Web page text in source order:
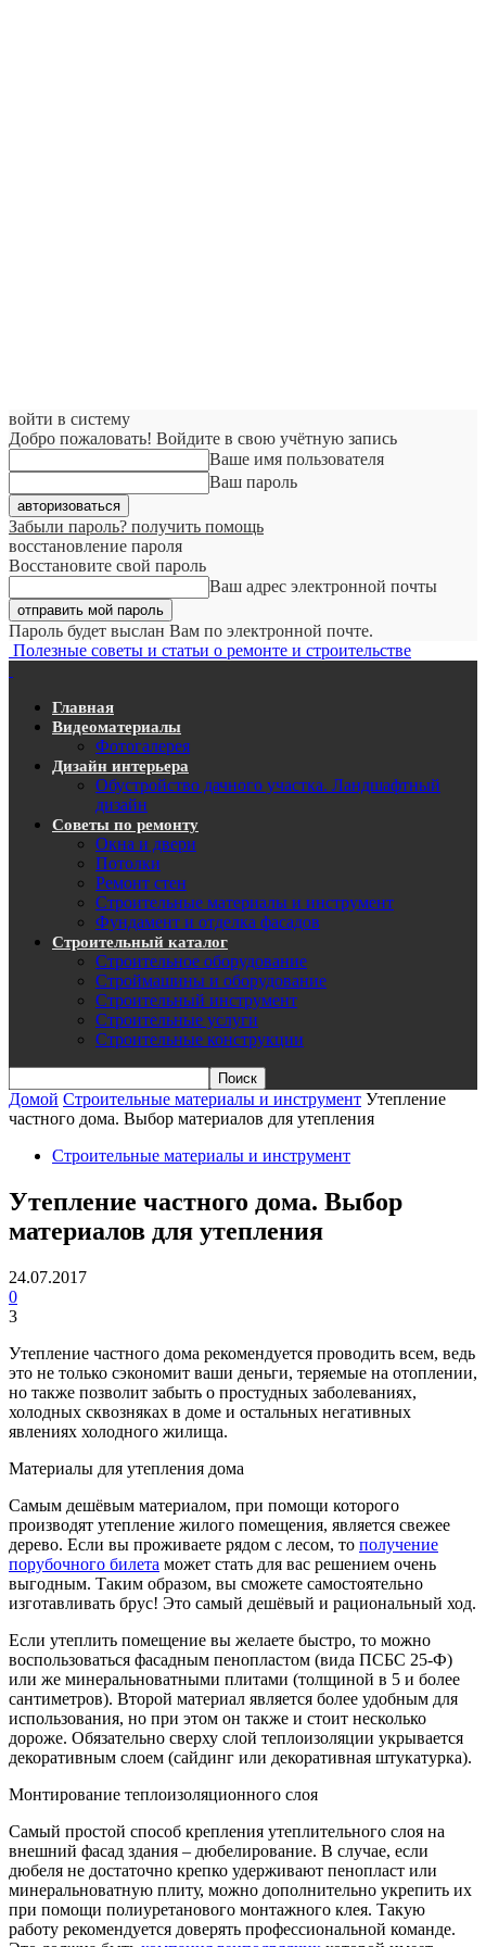
войти в систему
Добро пожаловать! Войдите в свою учётную запись
Ваше имя пользователя
Ваш пароль
Забыли пароль? получить помощь
восстановление пароля
Восстановите свой пароль
Ваш адрес электронной почты
Пароль будет выслан Вам по электронной почте.
Полезные советы и статьи о ремонте и строительстве
Главная
Видеоматериалы
Фотогалерея
Дизайн интерьера
Обустройство дачного участка. Ландшафтный
дизайн
Советы по ремонту
Окна и двери
Потолки
Ремонт стен
Строительные материалы и инструмент
Фундамент и отделка фасадов
Строительный каталог
Строительное оборудование
Строймашины и оборудование
Строительный инструмент
Строительные услуги
Строительные конструкции
Домой Строительные материалы и инструмент Утепление
частного дома. Выбор материалов для утепления
Строительные материалы и инструмент
Утепление частного дома. Выбор
материалов для утепления
24.07.2017
0
3
Утепление частного дома рекомендуется проводить всем, ведь
это не только сэкономит ваши деньги, теряемые на отоплении,
но также позволит забыть о простудных заболеваниях,
холодных сквозняках в доме и остальных негативных
явлениях холодного жилища.
Материалы для утепления дома
Самым дешёвым материалом, при помощи которого
производят утепление жилого помещения, является свежее
дерево. Если вы проживаете рядом с лесом, то получение
порубочного билета может стать для вас решением очень
выгодным. Таким образом, вы сможете самостоятельно
изготавливать брус! Это самый дешёвый и рациональный ход.
Если утеплить помещение вы желаете быстро, то можно
воспользоваться фасадным пенопластом (вида ПСБС 25-Ф)
или же минеральноватными плитами (толщиной в 5 и более
сантиметров). Второй материал является более удобным для
использования, но при этом он также и стоит несколько
дороже. Обязательно сверху слой теплоизоляции укрывается
декоративным слоем (сайдинг или декоративная штукатурка).
Монтирование теплоизоляционного слоя
Самый простой способ крепления утеплительного слоя на
внешний фасад здания – дюбелирование. В случае, если
дюбеля не достаточно крепко удерживают пенопласт или
минеральноватную плиту, можно дополнительно укрепить их
при помощи полиуретанового монтажного клея. Такую
работу рекомендуется доверять профессиональной команде.